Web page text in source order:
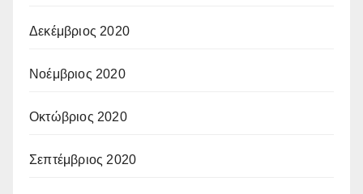
Δεκέμβριος 2020
Νοέμβριος 2020
Οκτώβριος 2020
Σεπτέμβριος 2020